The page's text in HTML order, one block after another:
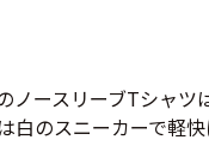
ースリーブTシャツ
のスニーカーで軽